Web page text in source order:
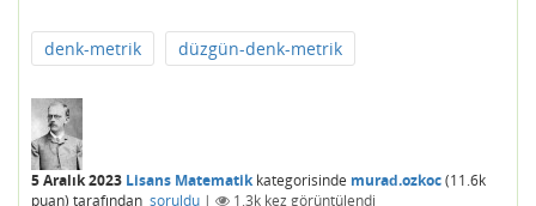
denk-metrik düzgün-denk-metrik
5 Aralık 2023 Lisans Matematikkategorisinde murad.ozkoc(11.6k
puan) tarafından soruldu | 1.3k kez görüntülendi